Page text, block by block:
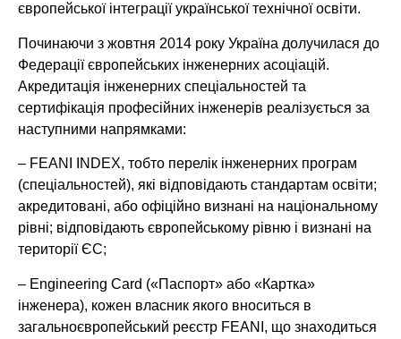
європейської інтеграції української технічної освіти.
Починаючи з жовтня 2014 року Україна долучилася до
Федерації європейських інженерних асоціацій.
Акредитація інженерних спеціальностей та
сертифікація професійних інженерів реалізується за
наступними напрямками:
– FEANI INDEX, тобто перелік інженерних програм
(спеціальностей), які відповідають стандартам освіти;
акредитовані, або офіційно визнані на національному
рівні; відповідають європейському рівню і визнані на
території ЄС;
– Engineering Card («Паспорт» або «Картка»
інженера), кожен власник якого вноситься в
загальноєвропейський реєстр FEANI, що знаходиться